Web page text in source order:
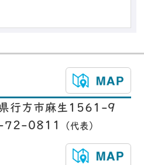
行方市麻生1561-9
72-0811
（代表）